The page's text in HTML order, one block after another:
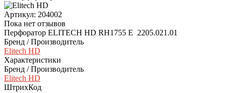
Артикул: 204002
Пока нет отзывов
Перфоратор ELITECH HD RH1755 E 2205.021.01
Бренд / Производитель
Elitech HD
Характеристики
Бренд / Производитель
Elitech HD
ШтрихКод